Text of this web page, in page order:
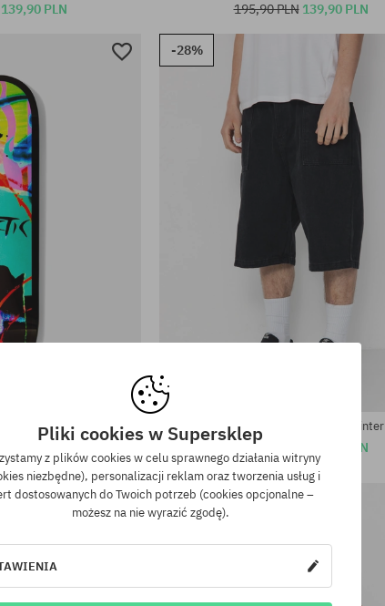
139,90 PLN
Dostępne rozmiary:
XL
195,90 PLN 139,90 PLN
80’s Frame HC
-28%
Szorty Poetic Collective Painter
379,90 PLN 269,90 PLN
-36%
Pliki cookies w Supersklep
z plików cookies w celu sprawnego działania witryny
niezbędne), personalizacji reklam oraz tworzenia usług i
dostosowanych do Twoich potrzeb (cookies opcjonalne –
możesz na nie wyrazić zgodę).